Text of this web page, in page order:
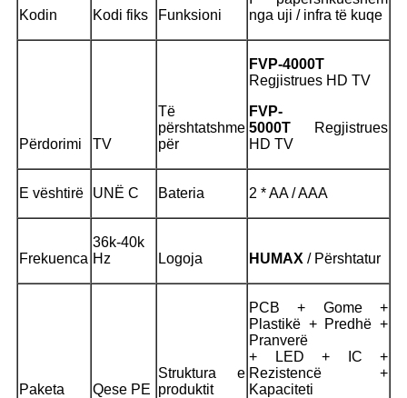
Kodin Kodi fiks Funksioni
nga uji / infra të kuqe
Përdorimi TV
Të
përshtatshme
për
FVP-4000T
Regjistrues HD TV
FVP-
5000T
Regjistrues
HD TV
E vështirë UNË C Bateria 2 * AA / AAA
Frekuenca
36k-40k
Hz
Logoja HUMAX / Përshtatur
Paketa Qese PE
Struktura e
produktit
PCB + Gome +
Plastikë + Predhë +
Pranverë
+ LED + IC +
Rezistencë +
Kapaciteti